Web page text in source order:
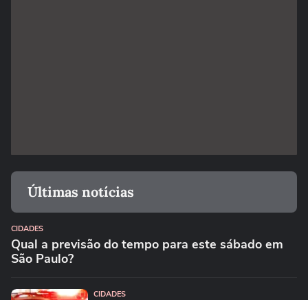
Últimas notícias
CIDADES
Qual a previsão do tempo para este sábado em
São Paulo?
CIDADES